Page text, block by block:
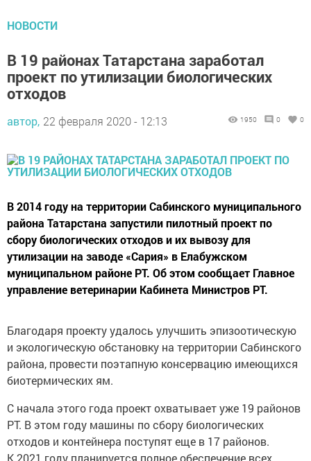
НОВОСТИ
В 19 районах Татарстана заработал
проект по утилизации биологических
отходов
автор, 22 февраля 2020 - 12:13
В 2014 году на территории Сабинского муниципального
района Татарстана запустили пилотный проект по
сбору биологических отходов и их вывозу для
утилизации на заводе «Сария» в Елабужском
муниципальном районе РТ. Об этом сообщает Главное
управление ветеринарии Кабинета Министров РТ.
Благодаря проекту удалось улучшить эпизоотическую
и экологическую обстановку на территории Сабинского
района, провести поэтапную консервацию имеющихся
биотермических ям.
С начала этого года проект охватывает уже 19 районов
РТ. В этом году машины по сбору биологических
отходов и контейнера поступят еще в 17 районов.
К 2021 году планируется полное обеспечение всех